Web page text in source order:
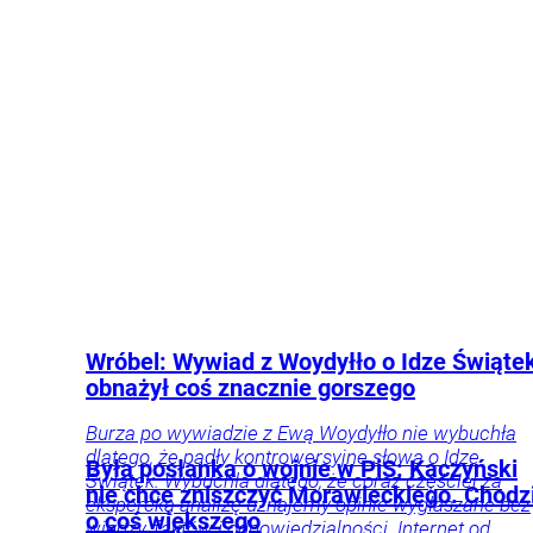
Wróbel: Wywiad z Woydyłło o Idze
obnażył coś znacznie gorszego
Burza po wywiadzie z Ewą Woydyłło nie wybuchła
dlatego, że padły kontrowersyjne słowa o Idze
Świątek. Wybuchła dlatego, że coraz częściej za
ekspercką analizę uznajemy opinie wygłaszane bez
wiedzy, faktów i odpowiedzialności. Internet od
Była posłanka o wojnie w PiS: Kaczyński
nie chce zniszczyć Morawieckiego.
o coś większego